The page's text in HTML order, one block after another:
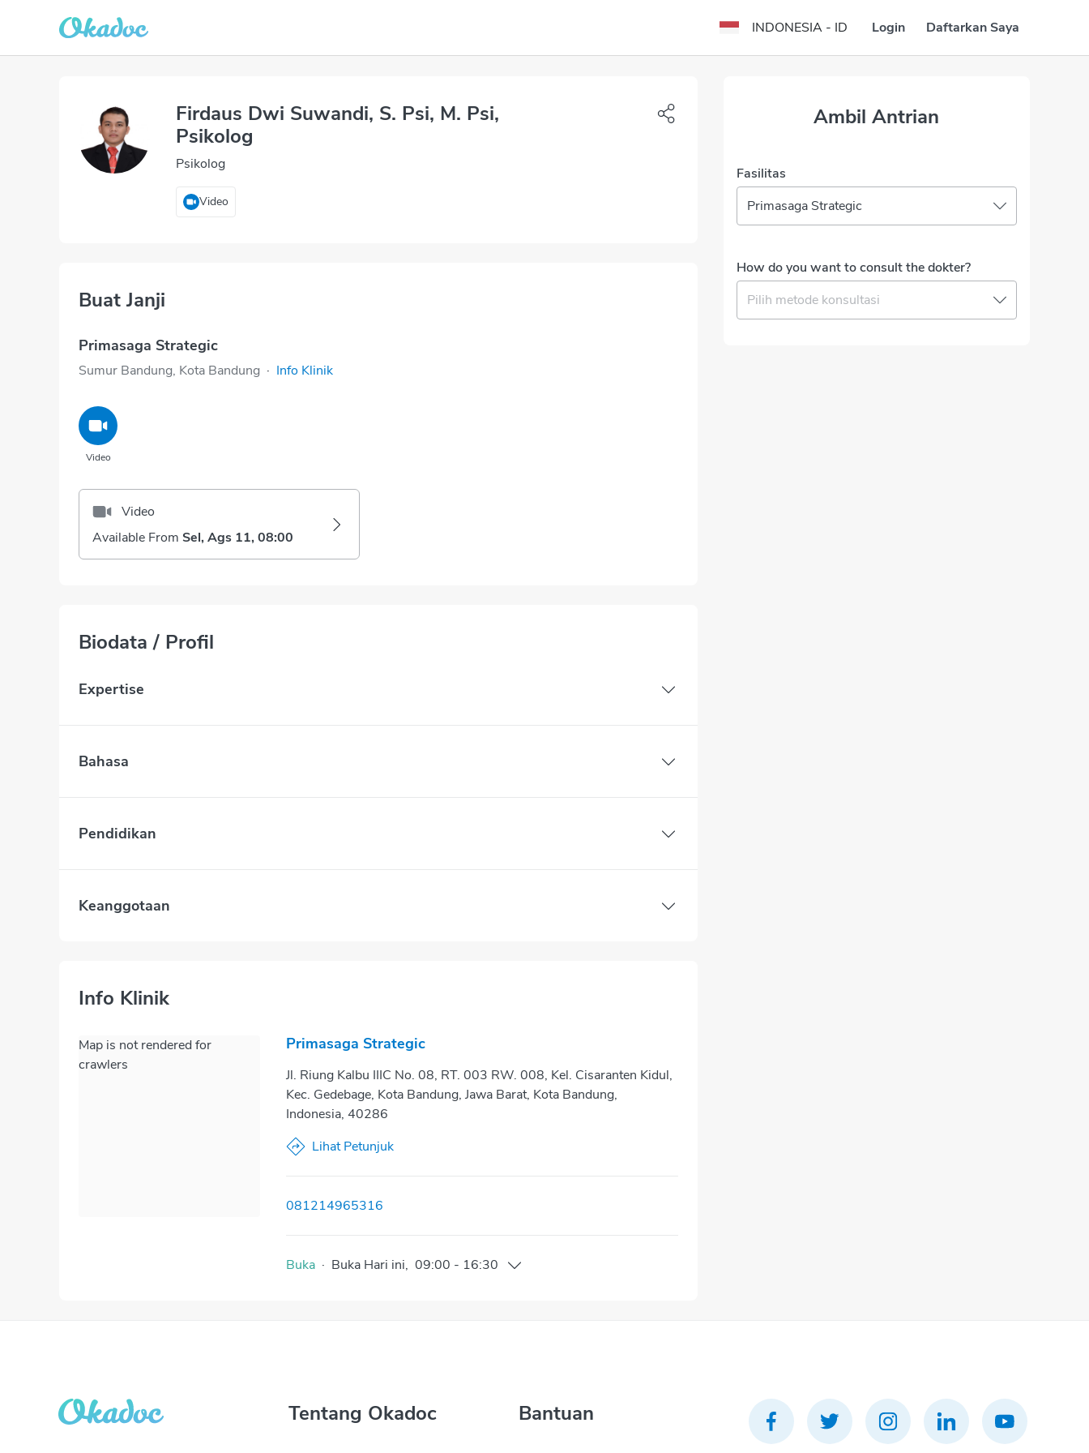
INDONESIA - ID Login Daftarkan Saya
Firdaus Dwi Suwandi, S. Psi, M. Psi,
Psikolog
Psikolog
Video
Buat Janji
Primasaga Strategic
Sumur Bandung, Kota Bandung · Info Klinik
Video
Video
Available From Sel, Ags 11, 08:00
Biodata / Profil
Expertise
Bahasa
Pendidikan
Keanggotaan
Info Klinik
Map is not rendered for
crawlers
Primasaga Strategic
Jl. Riung Kalbu IIIC No. 08, RT. 003 RW. 008, Kel. Cisaranten Kidul,
Kec. Gedebage, Kota Bandung, Jawa Barat, Kota Bandung,
Indonesia, 40286
Lihat Petunjuk
081214965316
Buka · Buka Hari ini, 09:00 - 16:30
Ambil Antrian
Fasilitas
Primasaga Strategic
How do you want to consult the dokter?
Pilih metode konsultasi
Tentang Okadoc Bantuan